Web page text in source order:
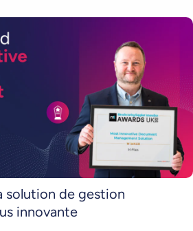
solution de gestion
innovante